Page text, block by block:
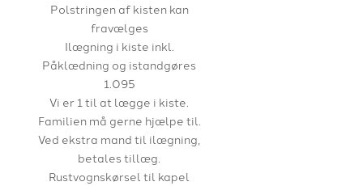
Polstringen af kisten kan
fravælges
Ilægning i kiste inkl.
Påklædning og istandgøres
1.095
Vi er 1 til at lægge i kiste.
Familien må gerne hjælpe til.
Ved ekstra mand til ilægning,
betales tillæg.
Rustvognskørsel til kapel